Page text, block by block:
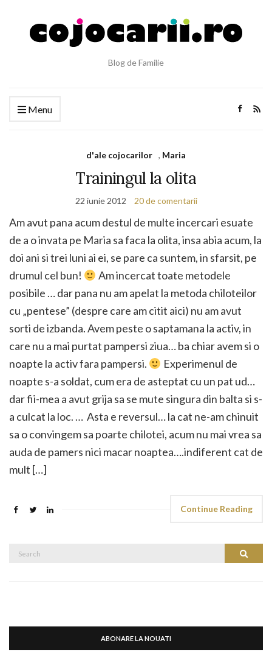
Blog de Familie
Menu
d'ale cojocarilor , Maria
Trainingul la olita
22 iunie 2012 20 de comentarii
Am avut pana acum destul de multe incercari esuate
de a o invata pe Maria sa faca la olita, insa abia acum, la
doi ani si trei luni ai ei, se pare ca suntem, in sfarsit, pe
drumul cel bun!
Am incercat toate metodele
posibile … dar pana nu am apelat la metoda chiloteilor
cu „pentese” (despre care am citit aici) nu am avut
sorti de izbanda. Avem peste o saptamana la activ, in
care nu a mai purtat pampersi ziua… ba chiar avem si o
noapte la activ fara pampersi.
Experimenul de
noapte s-a soldat, cum era de asteptat cu un pat ud…
dar fii-mea a avut grija sa se mute singura din balta si s-
a culcat la loc. … Asta e reversul… la cat ne-am chinuit
sa o convingem sa poarte chilotei, acum nu mai vrea sa
auda de pamers nici macar noaptea….indiferent cat de
mult […]
Continue Reading
Search
ABONARE LA NOUATI